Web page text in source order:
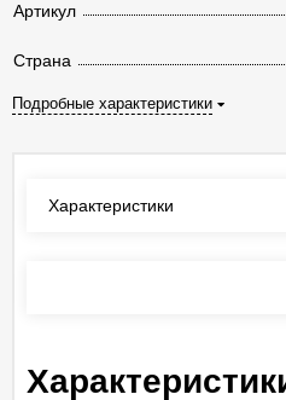
Артикул
Страна
Подробные характеристики
Характеристики